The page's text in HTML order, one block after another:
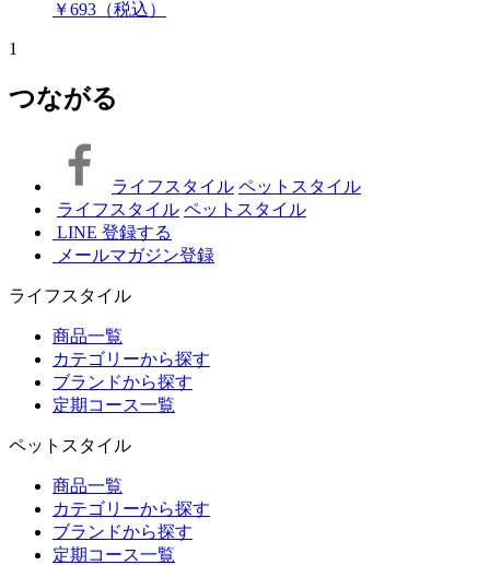
￥693（税込）
1
つながる
ライフスタイル ペットスタイル
ライフスタイル ペットスタイル
LINE 登録する
メールマガジン登録
ライフスタイル
商品一覧
カテゴリーから探す
ブランドから探す
定期コース一覧
ペットスタイル
商品一覧
カテゴリーから探す
ブランドから探す
定期コース一覧